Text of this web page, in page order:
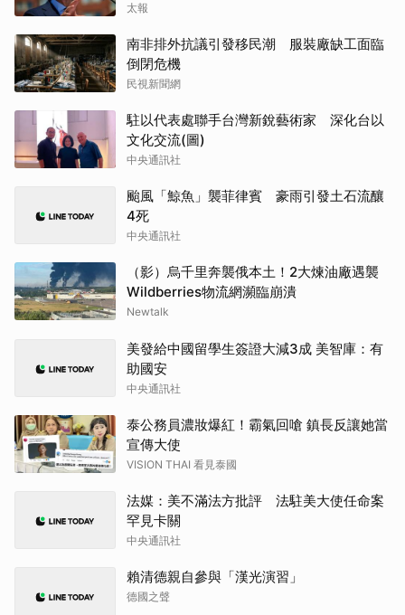
太報
南非排外抗議引發移民潮 服裝廠缺工面臨
倒閉危機
民視新聞網
駐以代表處聯手台灣新銳藝術家 深化台以
文化交流(圖)
中央通訊社
颱風「鯨魚」襲菲律賓 豪雨引發土石流釀
4死
中央通訊社
（影）烏千里奔襲俄本土！2大煉油廠遇襲
Wildberries物流網瀕臨崩潰
Newtalk
美發給中國留學生簽證大減3成 美智庫：有
助國安
中央通訊社
泰公務員濃妝爆紅！霸氣回嗆 鎮長反讓她當
宣傳大使
VISION THAI 看見泰國
法媒：美不滿法方批評 法駐美大使任命案
罕見卡關
中央通訊社
賴清德親自參與「漢光演習」
德國之聲